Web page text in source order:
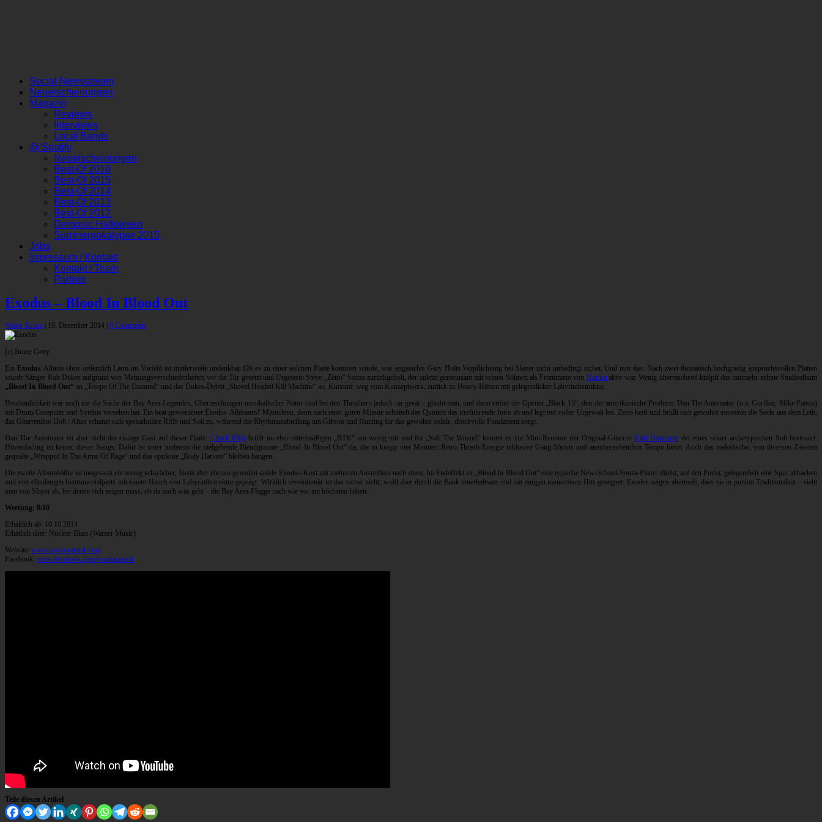
Social Newsstream
Neuerscheinungen
Magazin
Reviews
Interviews
Local Bands
@ Spotify
Neuerscheinungen
Best-Of 2016
Best-Of 2015
Best-Of 2014
Best-Of 2013
Best-Of 2012
Demonic Halloween
Summerpokalypse 2015
Jobs
Impressum / Kontakt
Kontakt / Team
Partner
Exodus – Blood In Blood Out
Walter Kraus 19. Dezember 2014 0 Comments
(c) Bruce Getty
Ein Exodus-Album ohne ordentlich Lärm im Vorfeld ist mittlerweile undenkbar. Ob es zu einer solchen Platte kommen würde, war angesichts Gary Holts Verpflichtung bei Slayer nicht unbedingt sicher. Und nun das: Nach zwei thematisch hochgradig anspruchsvollen Platten
wurde Sänger Rob Dukes aufgrund von Meinungsverschiedenheiten vor die Tür gesetzt und Urgestein Steve „Zetro“ Souza zurückgeholt, der zuletzt gemeinsam mit seinen Söhnen als Frontmann von Hatriot aktiv war. Wenig überraschend knüpft das nunmehr zehnte Studioalbum
„Blood In Blood Out“ an „Tempo Of The Damned“ und das Dukes-Debüt „Shovel Headed Kill Machine“ an. Kurzum: weg vom Konzeptwerk, zurück zu Heavy-Hittern mit gelegentlicher Labyrinthstruktur.
Beschaulichkeit war noch nie die Sache der Bay Area-Legenden, Überraschungen musikalischer Natur sind bei den Thrashern jedoch rar gesät – glaubt man, und dann ertönt der Opener „Black 13“, den der amerikanische Producer Dan The Automator (u.a. Gorillaz, Mike Patton)
mit Drum-Computer und Synthis versehen hat. Ein beat-gewordener Exodus-Albtraum? Mitnichten, denn nach einer guten Minute schüttelt das Quintett das irreführende Intro ab und legt mit voller Urgewalt los. Zetro keift und brüllt sich gewohnt souverän die Seele aus dem Leib,
das Gitarrenduo Holt / Altus schanzt sich spekatkuläre Riffs und Soli zu, während die Rhythmusabteilung um Gibson und Hunting für das gewohnt solide, druckvolle Fundament sorgt.
Dan The Automator ist aber nicht der einzige Gast auf dieser Platte: Chuck Billybrüllt im eher mittelmäßigen „BTK“ ein wenig mit und für „Salt The Wound“ kommt es zur Mini-Reunion mit Original-Gitarrist Kirk Hammett, der eines seiner archetypischen Soli besteuert.
Hitverdächtig ist keiner dieser Songs. Dafür ist unter anderem die titelgebende Blendgranate „Blood In Blood Out“ da, die in knapp vier Minuten Retro-Thrash-Energie inklusive Gang-Shouts und atemberaubendem Tempo bietet. Auch das melodische, von diversen Zäsuren
gequälte „Wrapped In The Arms Of Rage“ und das opulente „Body Harvest“ bleiben hängen.
Die zweite Albumhälfte ist insgesamt ein wenig schwächer, bietet aber ebenso gewohnt solide Exodus-Kost mit mehreren Ausreißern nach oben. Im Endeffekt ist „Blood In Blood Out“ eine typische New-School-Souza-Platte: direkt, auf den Punkt, gelegentlich eine Spur altbacken
und von ellenlangen Instrumentalparts mit einem Hauch von Labyrinthstruktur geprägt. Wirklich revolutionär ist das sicher nicht, wohl aber durch die Bank unterhaltsam und mit einigen monströsen Hits gesegnet. Exodus zeigen abermals, dass sie in punkto Traditionalität – sieht
man von Slayer ab, bei denen sich zeigen muss, ob da noch was geht – die Bay Area-Flagge nach wie vor am höchsten halten.
Wertung: 8/10
Erhältlich ab: 10.10.2014
Erhätlich über: Nuclear Blast (Warner Music)
Website: www.exodusattack.com
Facebook: www.facebook.com/exodusattack
Teile diesen Artikel